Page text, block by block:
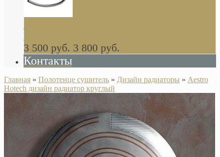
Khala Colombo аксессуары (серия) В
НАЛИЧИИ
3 500 руб. 3 800 руб.
Контакты
Главная » Полотенце сушитель » Дизайн радиаторы » Aestro
Hotech дизайн радиатор круглый